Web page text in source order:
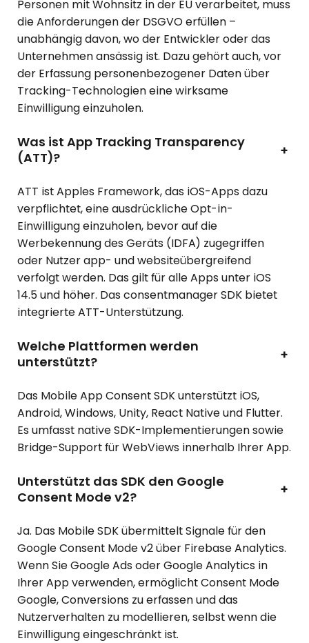
Personen mit Wohnsitz in der EU verarbeitet, muss
die Anforderungen der DSGVO erfüllen –
unabhängig davon, wo der Entwickler oder das
Unternehmen ansässig ist. Dazu gehört auch, vor
der Erfassung personenbezogener Daten über
Tracking-Technologien eine wirksame
Einwilligung einzuholen.
Was ist App Tracking Transparency
(ATT)?
+
ATT ist Apples Framework, das iOS-Apps dazu
verpflichtet, eine ausdrückliche Opt-in-
Einwilligung einzuholen, bevor auf die
Werbekennung des Geräts (IDFA) zugegriffen
oder Nutzer app- und websiteübergreifend
verfolgt werden. Das gilt für alle Apps unter iOS
14.5 und höher. Das consentmanager SDK bietet
integrierte ATT-Unterstützung.
Welche Plattformen werden
unterstützt?
+
Das Mobile App Consent SDK unterstützt iOS,
Android, Windows, Unity, React Native und Flutter.
Es umfasst native SDK-Implementierungen sowie
Bridge-Support für WebViews innerhalb Ihrer App.
Unterstützt das SDK den Google
Consent Mode v2?
+
Ja. Das Mobile SDK übermittelt Signale für den
Google Consent Mode v2 über Firebase Analytics.
Wenn Sie Google Ads oder Google Analytics in
Ihrer App verwenden, ermöglicht Consent Mode
Google, Conversions zu erfassen und das
Nutzerverhalten zu modellieren, selbst wenn die
Einwilligung eingeschränkt ist.